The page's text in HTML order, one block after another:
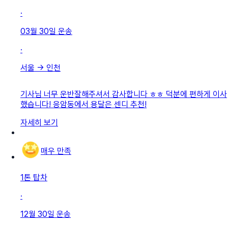
·
03월 30일 운송
·
서울 → 인천
기사님 너무 운반잘해주셔서 감사합니다 ㅎㅎ 덕분에 편하게 이사
했습니다! 응암동에서 용달은 센디 추천!
자세히 보기
매우 만족
1톤 탑차
·
12월 30일 운송